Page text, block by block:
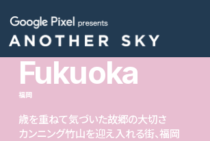
Fukuoka
福岡
歳を重ねて気づいた故郷の大切さ
カンニング竹山を迎え入れる街、福岡